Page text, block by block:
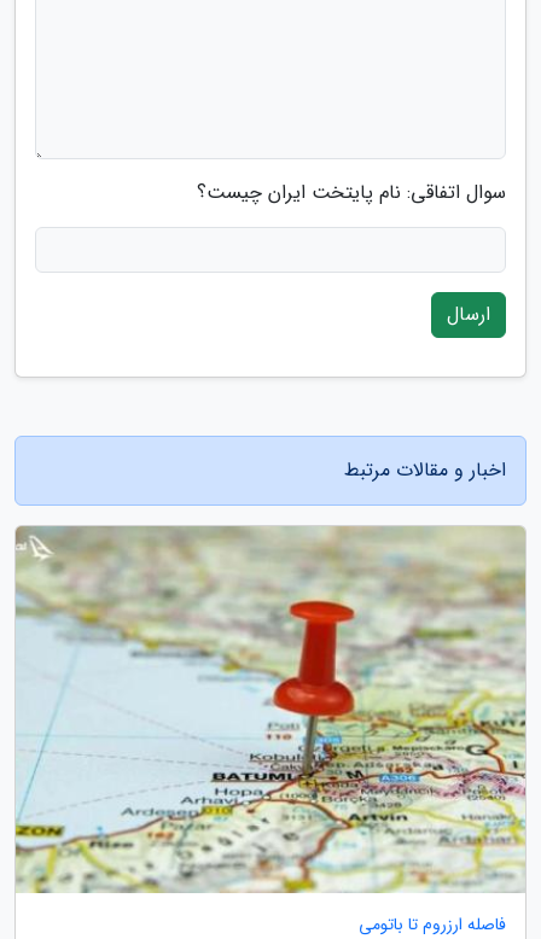
سوال اتفاقی: نام پایتخت ایران چیست؟
ارسال
اخبار و مقالات مرتبط
فاصله ارزروم تا باتومی